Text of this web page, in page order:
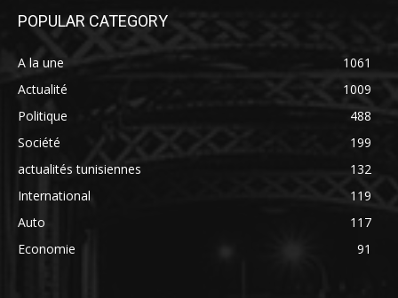
POPULAR CATEGORY
A la une
1061
Actualité
1009
Politique
488
Société
199
actualités tunisiennes
132
International
119
Auto
117
Economie
91